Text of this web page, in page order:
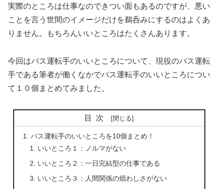
実際のところは仕事なのできつい面もあるのですが、悪い
ことを言う世間のイメージだけを鵜呑みにするのはよくあ
りません。もちろんいいところはたくさんあります。
今回はバス運転手のいいところについて、現役のバス運転
手である筆者が働くなかでバス運転手のいいところについ
て１０個まとめてみました。
目次
バス運転手のいいところを10個まとめ！
いいところ１：ノルマがない
いいところ２：一日完結型の仕事である
いいところ３：人間関係の煩わしさがない